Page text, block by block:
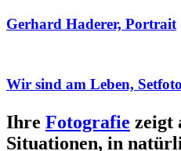
Gerhard Haderer, Portrait
Wir sind am Leben,
Ihre Fotografie zeigt
Situationen, in